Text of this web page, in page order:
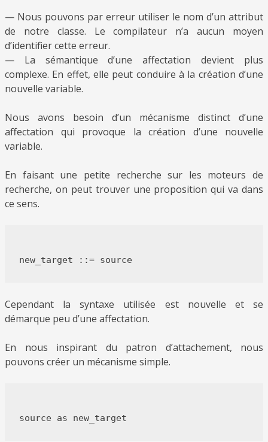
— Nous pouvons par erreur utiliser le nom d’un attribut
de notre classe. Le compilateur n’a aucun moyen
d’identifier cette erreur.
— La sémantique d’une affectation devient plus
complexe. En effet, elle peut conduire à la création d’une
nouvelle variable.
Nous avons besoin d’un mécanisme distinct d’une
affectation qui provoque la création d’une nouvelle
variable.
En faisant une petite recherche sur les moteurs de
recherche, on peut trouver une proposition qui va dans
ce sens.
Cependant la syntaxe utilisée est nouvelle et se
démarque peu d’une affectation.
En nous inspirant du patron d’attachement, nous
pouvons créer un mécanisme simple.